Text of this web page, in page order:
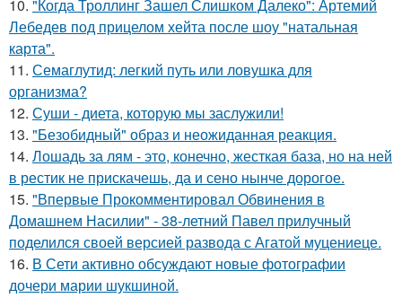
10. "Когда Троллинг Зашел Слишком Далеко": Артемий
Лебедев под прицелом хейта после шоу "натальная
карта".
11. Семаглутид: легкий путь или ловушка для
организма?
12. Суши - диета, которую мы заслужили!
13. "Безобидный" образ и неожиданная реакция.
14. Лошадь за лям - это, конечно, жесткая база, но на ней
в рестик не прискачешь, да и сено нынче дорогое.
15. "Впервые Прокомментировал Обвинения в
Домашнем Насилии" - 38-летний Павел прилучный
поделился своей версией развода с Агатой муцениеце.
16. В Сети активно обсуждают новые фотографии
дочери марии шукшиной.